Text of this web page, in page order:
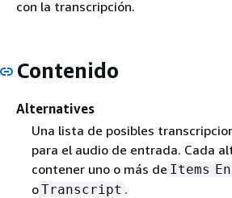
con la transcripción.
Contenido
Alternatives
Una lista de posibles
para el audio de entrada. Cada
contener uno o más de Items
oTranscript .